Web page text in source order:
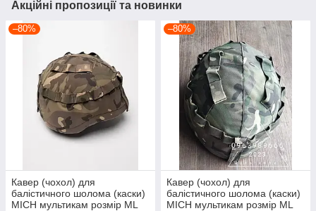
Акційні пропозиції та новинки
–80%
Кавер (чохол) для
балістичного шолома (каски)
MICH мультикам розмір МL
–80%
Кавер (чохол) для
балістичного шолома (каски)
MICH мультикам розмір МL